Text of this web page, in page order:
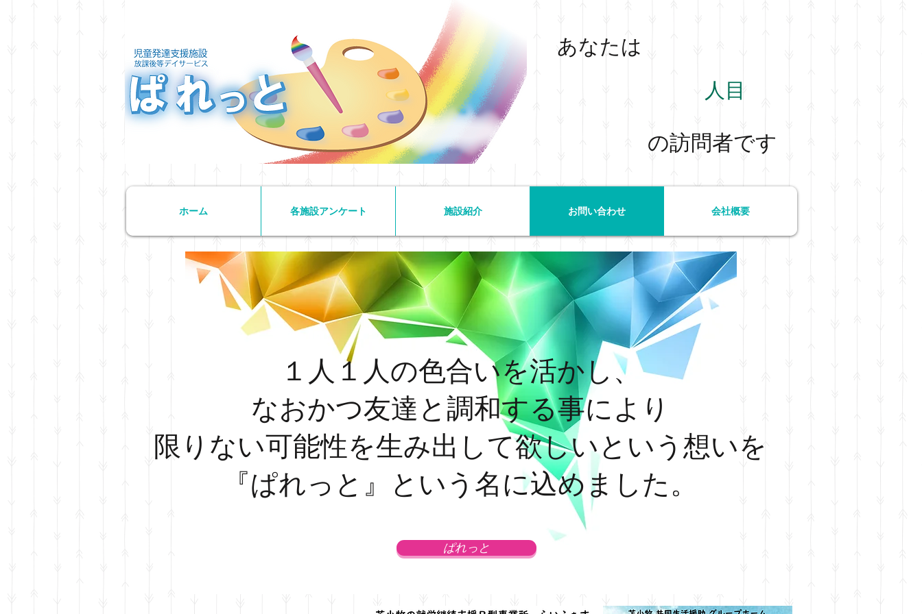
​あなたは
​人目
の訪問者です
ホーム 各施設アンケート 施設紹介 お問い合わせ 会社概要
１人１人の色合いを活かし、
なおかつ友達と調和する事により
限りない可能性を生み出して欲しいという想いを
『ぱれっと』という名に込めました。
ぱれっと